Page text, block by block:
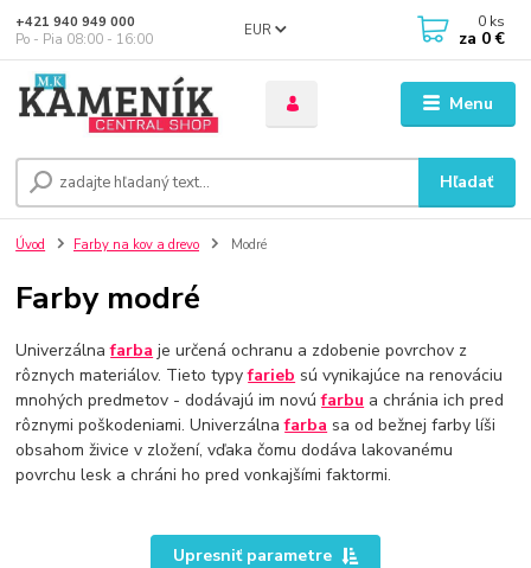
Menu
EUR
Hľadať
+421 940 949 000
Po - Pia 08:00 - 16:00
0 ks
za 0 €
Úvod Farby na kov a drevo Modré
Farby modré
Univerzálnafarba je určená ochranu a zdobenie povrchov z
rôznych materiálov. Tieto typyfarieb sú vynikajúce na renováciu
mnohých predmetov - dodávajú im novúfarbu a chránia ich pred
rôznymi poškodeniami. Univerzálnafarba sa od bežnej farby líši
obsahom živice v zložení, vďaka čomu dodáva lakovanému
povrchu lesk a chráni ho pred vonkajšími faktormi.
Upresniť parametre